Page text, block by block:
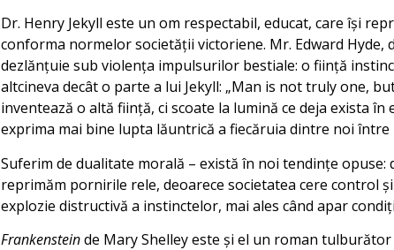
Dr. Henry Jekyll este un om respectabil, educat, care îşi
conforma normelor societăţii victoriene. Mr. Edward
dezlănţuie sub violenţa impulsurilor bestiale: o fiinţă
altcineva decât o parte a lui Jekyll: „Man is not truly one,
inventează o altă fiinţă, ci scoate la lumină ce deja exista
exprima mai bine lupta lăuntrică a fiecăruia dintre noi între
Suferim de dualitate morală – există în noi tendinţe
reprimăm pornirile rele, deoarece societatea cere control
explozie distructivă a instinctelor, mai ales când apar
Frankensteinde Mary Shelley este şi el un roman